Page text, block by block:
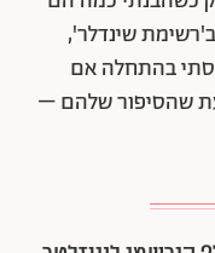
שינדלר',
בהתחלה אם
שהסיפור שלהם –